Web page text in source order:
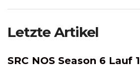
Letzte Artikel
SRC NOS Season 6 Lauf 1